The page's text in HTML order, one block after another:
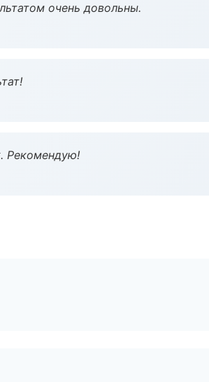
очень довольны.
Рекомендую!